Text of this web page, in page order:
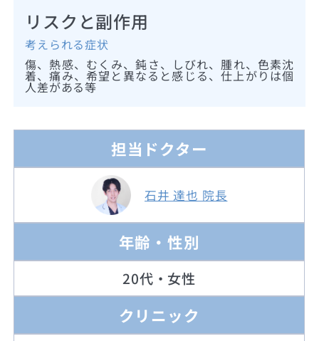
リスクと副作用
考えられる症状
傷、熱感、むくみ、鈍さ、しびれ、腫れ、色素沈
着、痛み、希望と異なると感じる、仕上がりは個
人差がある等
担当ドクター
石井 達也 院長
年齢・性別
20代・女性
クリニック